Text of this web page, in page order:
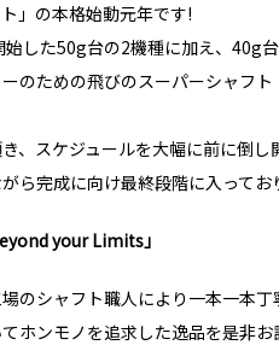
」の本格始動元年です!
した50g台の2機種に加え、40g
のための飛びのスーパーシャフ
、スケジュールを大幅に前に倒
ら完成に向け最終段階に入ってお
your Limits」
のシャフト職人により一本一本丁
ホンモノを追求した逸品を是非お